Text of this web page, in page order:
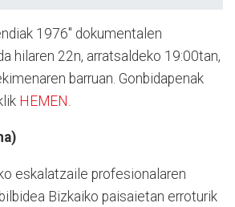
1976" dokumentalen
hilaren 22n, arratsaldeko 19:00tan,
barruan. Gonbidapenak
HEMEN
eskalatzaile profesionalaren
Bizkaiko paisaietan erroturik